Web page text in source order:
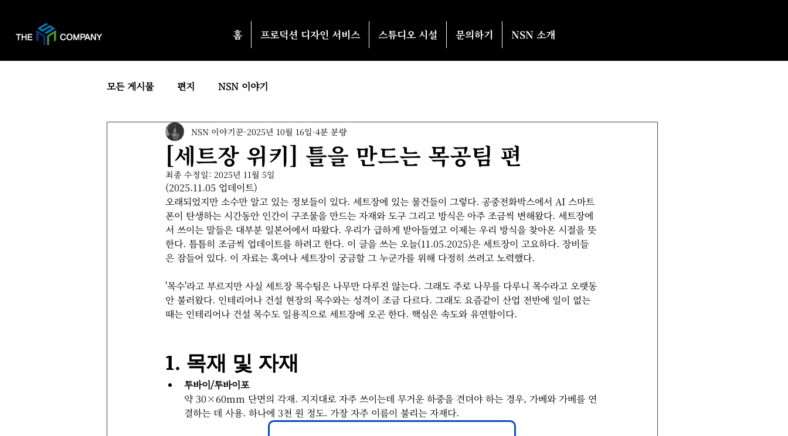
홈 프로덕션 디자인 서비스 스튜디오 시설 문의하기 NSN 소개
모든 게시물 편지 NSN 이야기
[세트장 위키] 틀을 만드는 목공팀 편
NSN 이야기꾼 2025년 10월 16일 4분 분량
최종 수정일: 2025년 11월 5일
(2025.11.05 업데이트)
오래되었지만 소수만 알고 있는 정보들이 있다. 세트장에 있는 물건들이 그렇다. 공중전화박스에서 AI 스마트
폰이 탄생하는 시간동안 인간이 구조물을 만드는 자재와 도구 그리고 방식은 아주 조금씩 변해왔다. 세트장에
서 쓰이는 말들은 대부분 일본어에서 따왔다. 우리가 급하게 받아들였고 이제는 우리 방식을 찾아온 시절을 뜻
한다. 틈틈히 조금씩 업데이트를 하려고 한다. 이 글을 쓰는 오늘(11.05.2025)은 세트장이 고요하다. 장비들
은 잠들어 있다. 이 자료는 혹여나 세트장이 궁금할 그 누군가를 위해 다정히 쓰려고 노력했다.
'목수'라고 부르지만 사실 세트장 목수팀은 나무만 다루진 않는다. 그래도 주로 나무를 다루니 목수라고 오랫동
안 불러왔다. 인테리어나 건설 현장의 목수와는 성격이 조금 다르다. 그래도 요즘같이 산업 전반에 일이 없는
때는 인테리어나 건설 목수도 일용직으로 세트장에 오곤 한다. 핵심은 속도와 유연함이다.
1. 목재 및 자재
투바이/투바이포
약 30×60mm 단면의 각재. 지지대로 자주 쓰이는데 무거운 하중을 견뎌야 하는 경우, 가베와 가베를 연
결하는 데 사용. 하나에 3천 원 정도. 가장 자주 이름이 불리는 자재다.